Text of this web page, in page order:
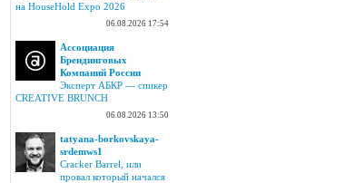
на HouseHold Expo 2026
06.08.2026 17:54
Ассоциация
Брендинговых
Компаний России
Эксперт АБКР — спикер
CREATIVE BRUNCH
06.08.2026 13:50
tatyana-borkovskaya-
srdemws1
Cracker Barrel, или
провал который начался